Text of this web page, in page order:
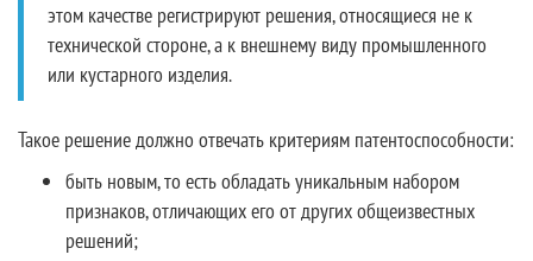
этом качестве регистрируют решения, относящиеся не к
технической стороне, а к внешнему виду промышленного
или кустарного изделия.
Такое решение должно отвечать критериям патентоспособности:
быть новым, то есть обладать уникальным набором
признаков, отличающих его от других общеизвестных
решений;